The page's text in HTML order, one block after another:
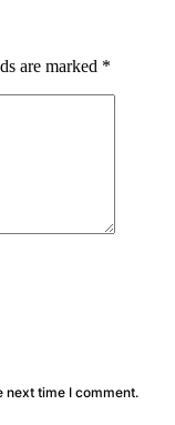
are marked *
next time I comment.